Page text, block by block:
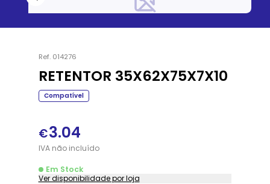
Ref. 014276
RETENTOR 35X62X75X7X10
Compatível
€3.04
IVAnãoincluído
Em Stock
Ver disponibilidade por loja